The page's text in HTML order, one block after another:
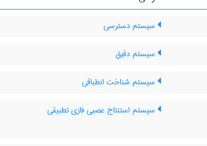
سیستم دسترسی
سیستم دقیق
سیستم شناخت انطباقی
سیستم استنتاج عصبی فازی تطبیقی